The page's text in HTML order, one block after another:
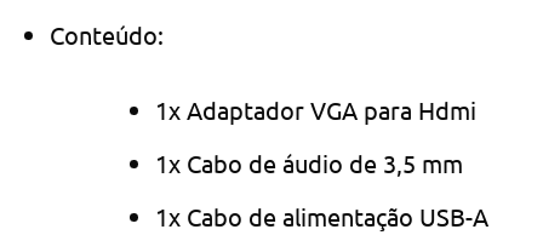
Conteúdo:
1x Adaptador VGA para Hdmi
1x Cabo de áudio de 3,5 mm
1x Cabo de alimentação USB-A